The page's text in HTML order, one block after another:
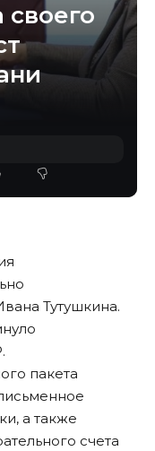
Тутушкина.
пакета
а также
счета